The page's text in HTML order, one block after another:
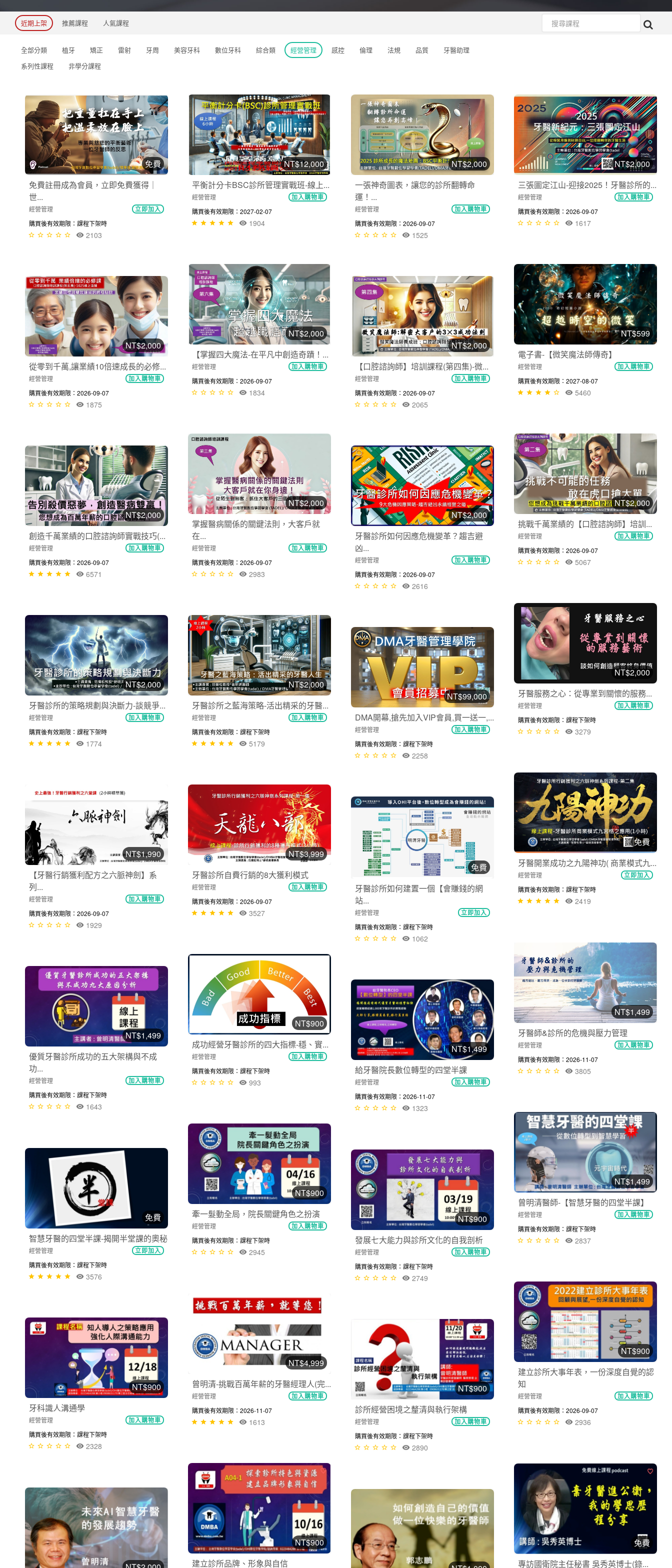
近期上架 推薦課程 人氣課程
全部分類 植牙 矯正 雷射 牙周 美容牙科 數位牙科 綜合類 經營管理 感控 倫理 法規 品質
牙醫助理
系列性課程
非學分課程
免費
免費註冊成為會員，立即免費獲得｜
世...
經營管理 立即加入
購買後有效期限：課程下架時
2103
NT$12,000
平衡計分卡BSC診所管理實戰班-線上...
經營管理 加入購物車
購買後有效期限：2027-02-07
1904
NT$2,000
一張神奇圖表，讓您的診所翻轉命
運！...
經營管理 加入購物車
購買後有效期限：2026-09-07
1525
NT$2,000
三張圖定江山-迎接2025！牙醫診所的...
經營管理 加入購物車
購買後有效期限：2026-09-07
1617
NT$2,000
【掌握四大魔法-在平凡中創造奇蹟！...
經營管理 加入購物車
購買後有效期限：2026-09-07
1834
NT$599
電子書-【微笑魔法師傳奇】
經營管理 加入購物車
購買後有效期限：2027-08-07
5460
NT$2,000
從零到千萬,讓業績10倍速成長的必修...
經營管理 加入購物車
購買後有效期限：2026-09-07
1875
NT$2,000
【口腔諮詢師】培訓課程(第四集)-微...
經營管理 加入購物車
購買後有效期限：2026-09-07
2065
NT$2,000
掌握醫病關係的關鍵法則，大客戶就
在...
經營管理 加入購物車
購買後有效期限：2026-09-07
2983
NT$2,000
挑戰千萬業績的【口腔諮詢師】培訓...
經營管理 加入購物車
購買後有效期限：2026-09-07
5067
NT$2,000
創造千萬業績的口腔諮詢師實戰技巧(...
經營管理 加入購物車
購買後有效期限：2026-09-07
6571
NT$2,000
牙醫診所如何因應危機變革？趨吉避
凶...
經營管理 加入購物車
購買後有效期限：2026-09-07
2616
NT$2,000
牙醫服務之心：從專業到關懷的服務...
經營管理 加入購物車
購買後有效期限：課程下架時
3279
NT$2,000
牙醫診所的策略規劃與決斷力-談競爭...
經營管理 加入購物車
購買後有效期限：課程下架時
1774
NT$2,000
牙醫診所之藍海策略-活出精采的牙醫...
經營管理 加入購物車
購買後有效期限：課程下架時
5179
NT$99,000
DMA開幕,搶先加入VIP會員,買一送一,...
經營管理 加入購物車
購買後有效期限：課程下架時
2258
免費
牙醫開業成功之九陽神功( 商業模式九...
經營管理 立即加入
購買後有效期限：課程下架時
2419
NT$1,990
【牙醫行銷獲利配方之六脈神劍】系
列...
經營管理 加入購物車
購買後有效期限：2026-09-07
1929
NT$3,999
牙醫診所自費行銷的8大獲利模式
經營管理 加入購物車
購買後有效期限：2026-09-07
3527
免費
牙醫診所如何建置一個【會賺錢的網
站...
經營管理 立即加入
購買後有效期限：課程下架時
1062
NT$1,499
牙醫師&診所的危機與壓力管理
經營管理 加入購物車
購買後有效期限：2026-11-07
3805
NT$900
成功經營牙醫診所的四大指標-穩、實...
經營管理 加入購物車
購買後有效期限：課程下架時
993
NT$1,499
優質牙醫診所成功的五大架構與不成
功...
經營管理 加入購物車
購買後有效期限：課程下架時
1643
NT$1,499
給牙醫院長數位轉型的四堂半課
經營管理 加入購物車
購買後有效期限：2026-11-07
1323
NT$1,499
曾明清醫師-【智慧牙醫的四堂半課】
經營管理 加入購物車
購買後有效期限：課程下架時
2837
NT$900
牽一髮動全局，院長關鍵角色之扮演
經營管理 加入購物車
購買後有效期限：課程下架時
2945
免費
智慧牙醫的四堂半課-揭開半堂課的奧秘
經營管理 立即加入
購買後有效期限：課程下架時
3576
NT$900
發展七大能力與診所文化的自我剖析
經營管理 加入購物車
購買後有效期限：課程下架時
2749
NT$900
建立診所大事年表，一份深度自覺的認
知
經營管理 加入購物車
購買後有效期限：2026-09-07
2936
NT$4,999
曾明清-挑戰百萬年薪的牙醫經理人(完...
經營管理 加入購物車
購買後有效期限：2026-11-07
1613
NT$900
牙科識人溝通學
經營管理 加入購物車
購買後有效期限：課程下架時
2328
NT$900
診所經營困境之釐清與執行架構
經營管理 加入購物車
購買後有效期限：課程下架時
2890
NT$900
建立診所品牌、形象與自信
免費
專訪國衛院主任秘書 吳秀英博士(錄...